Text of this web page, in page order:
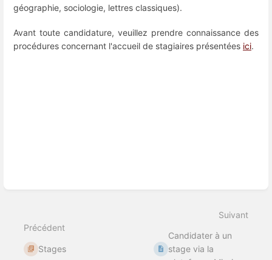
géographie, sociologie, lettres classiques).
Avant toute candidature, veuillez prendre connaissance des
procédures concernant l'accueil de stagiaires présentées ici.
Précédent
Stages
Suivant
Candidater à un
stage via la